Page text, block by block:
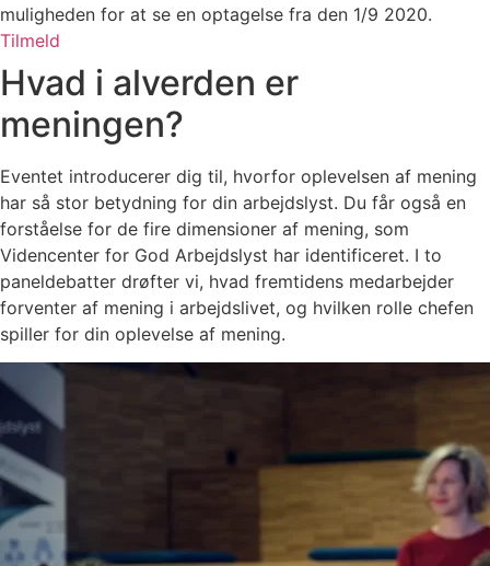
muligheden for at se en optagelse fra den 1/9 2020.
Tilmeld
Hvad i alverden er
meningen?
Eventet introducerer dig til, hvorfor oplevelsen af mening
har så stor betydning for din arbejdslyst. Du får også en
forståelse for de fire dimensioner af mening, som
Videncenter for God Arbejdslyst har identificeret. I to
paneldebatter drøfter vi, hvad fremtidens medarbejder
forventer af mening i arbejdslivet, og hvilken rolle chefen
spiller for din oplevelse af mening.